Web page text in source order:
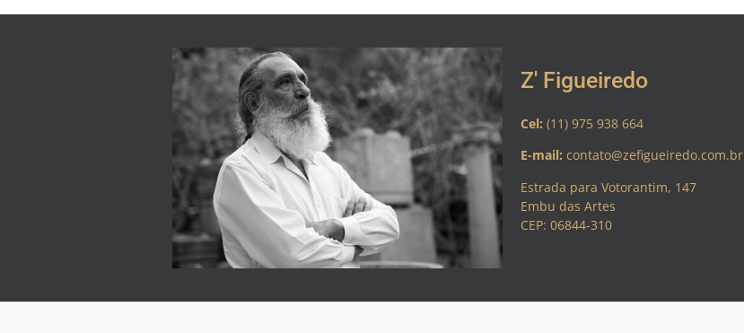
Z' Figueiredo
Cel: (11) 975 938 664
E-mail: contato@zefigueiredo.com.br
Estrada para Votorantim, 147
Embu das Artes
CEP: 06844-310